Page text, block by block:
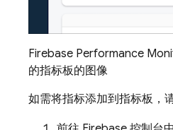
Firebase Performance
的指标板的图像
如需将指标添加到指标板，